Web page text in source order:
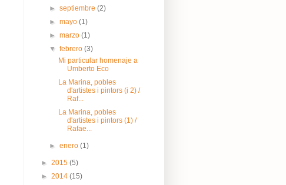
►septiembre(2)
►mayo(1)
►marzo(1)
▼febrero(3)
Mi particular homenaje a
Umberto Eco
La Marina, pobles
d'artistes i pintors (i 2) /
Raf...
La Marina, pobles
d'artistes i pintors (1) /
Rafae...
►enero(1)
► 2015 (5)
► 2014 (15)